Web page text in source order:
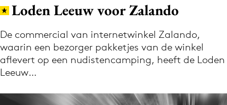
Download de app
Volg het laatste nieuws via de Adformatie
Nieuws app
Loden Leeuw voor Zalando
De commercial van internetwinkel Zalando,
waarin een bezorger pakketjes van de winkel
aflevert op een nudistencamping, heeft de Loden
Leeuw…